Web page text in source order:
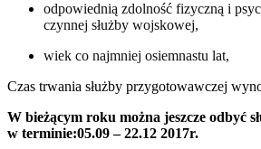
odpowiednią zdolność fizyczną i
czynnej służby wojskowej,
wiek co najmniej osiemnastu lat,
Czas trwania służby przygotowawczej
W bieżącym roku można jeszcze odbyć
w terminie:05.09 – 22.12 2017r.